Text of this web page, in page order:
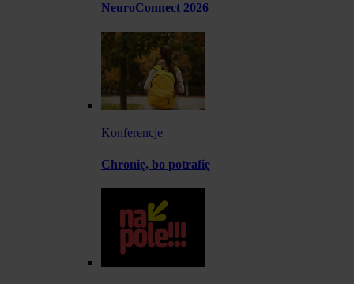
NeuroConnect 2026
Konferencje
Chronię, bo potrafię